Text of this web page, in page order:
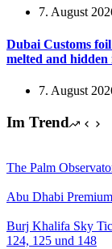
7. August
Dubai Customs
melted and
7. August
Im Trend
The Palm
Abu Dhabi
Burj Khalifa Sky
124, 125 und 148